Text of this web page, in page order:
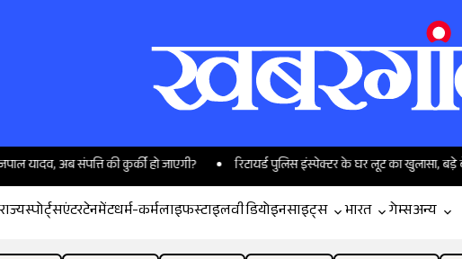
की कुर्की हो जाएगी? रिटायर्ड पुलिस इंस्पेक्टर के घर लूट का खुलासा, बड़े बेटे के साले ने
राज्यस्पोर्ट्सएंटरटेनमेंटधर्म-कर्मलाइफस्टाइलवीडियोइनसाइट्स भारत गेम्सअन्य